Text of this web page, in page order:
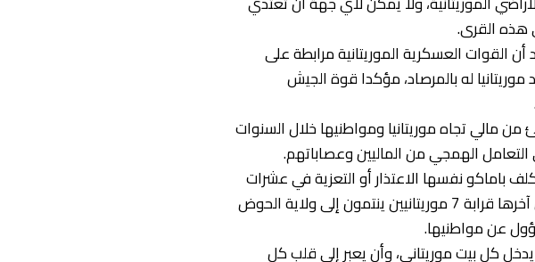
هذه القرى.
القوات العسكرية الموريتانية مرابطة على
له بالمرصاد، مؤكدا قوة الجيش
مالي تجاه موريتانيا ومواطنيها خلال السنوات
التعامل الهمجي من الماليين وعصاباتهم.
باماكو نفسها الاعتذار أو التعزية في عشرات
الموريتانيين الذين قتلهم الجيش المالي وعصاباته بدم بارد، ومن آخرها قرابة 7 موريتانيين ينتمون إلى ولاية الحوض
عن مواطنيها.
كل بيت موريتاني، وأن يعبر إلى قلب كل